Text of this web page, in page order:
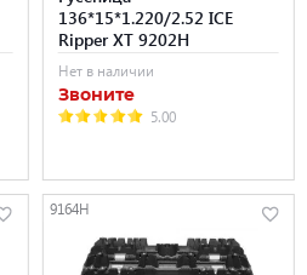
136*15*1.220/2.52 ICE
Ripper XT 9202H
Нет в наличии
Звоните
5.00
9164H